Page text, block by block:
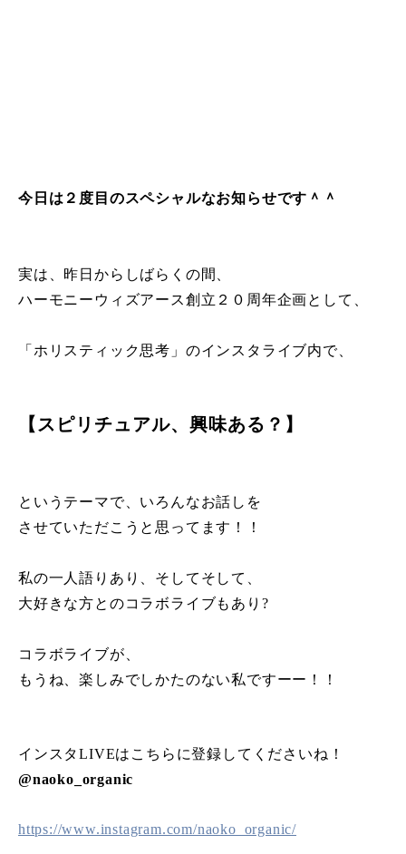
今日は２度目のスペシャルなお知らせです＾＾
実は、昨日からしばらくの間、
ハーモニーウィズアース創立２０周年企画として、
「ホリスティック思考」のインスタライブ内で、
【スピリチュアル、興味ある？】
というテーマで、いろんなお話しを
させていただこうと思ってます！！
私の一人語りあり、そしてそして、
大好きな方とのコラボライブもあり?
コラボライブが、
もうね、楽しみでしかたのない私ですーー！！
インスタLIVEはこちらに登録してくださいね！
@naoko_organic
https://www.instagram.com/naoko_organic/